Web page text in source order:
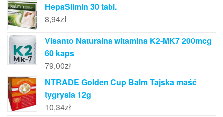
HepaSlimin 30 tabl.
8,94zł
Visanto Naturalna witamina K2-MK7 200mcg
60 kaps
79,00zł
NTRADE Golden Cup Balm Tajska maść
tygrysia 12g
10,34zł